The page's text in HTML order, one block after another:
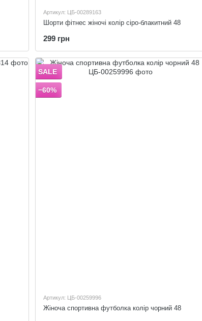
Артикул: ЦБ-00289163
Шорти фітнес жіночі колір сіро-блакитний 48
299 грн
SALE
−60%
Артикул: ЦБ-00259996
Жіноча спортивна футболка колір чорний 48